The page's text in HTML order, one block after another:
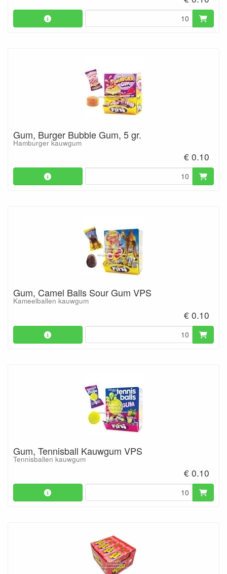
Gum, Burger Bubble Gum, 5 gr.
Hamburger kauwgum
€ 0.10
Gum, Camel Balls Sour Gum VPS
Kameelballen kauwgum
€ 0.10
Gum, Tennisball Kauwgum VPS
Tennisballen kauwgum
€ 0.10